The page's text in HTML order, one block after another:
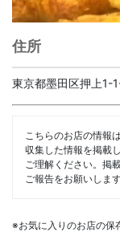
住所
東京都墨田区押上1-
こちらのお店の情報
収集した情報を掲載
ご理解ください。掲
ご報告をお願いします
※お気に入りのお店の保